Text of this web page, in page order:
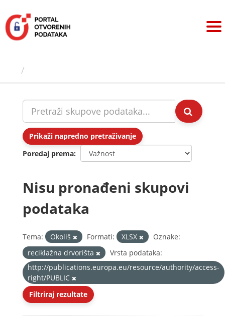
sadržaj
Prikaži napredno pretraživanje
Poredaj prema
Nisu pronađeni skupovi
podataka
Tema: Okoliš Formati: XLSX
Oznake:
reciklažna drvorišta
Vrsta podataka:
http://publications.europa.eu/resource/authority/access-
right/PUBLIC
Filtriraj rezultate